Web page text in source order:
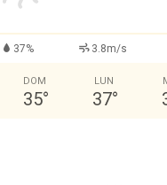
37% 3.8m/s
DOM
35°
LUN
37°